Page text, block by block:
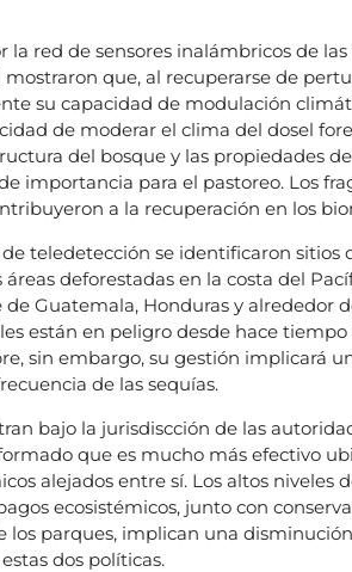
la red de sensores inalámbricos de
que, al recuperarse de
su capacidad de modulación
de moderar el clima del dosel
del bosque y las propiedades
importancia para el pastoreo. Los
a la recuperación en los
teledetección se identificaron sitios
deforestadas en la costa del
de Guatemala, Honduras y alrededor
están en peligro desde hace
sin embargo, su gestión implicará
de las sequías.
bajo la jurisdiscción de las
que es mucho más efectivo
alejados entre sí. Los altos niveles
ecosistémicos, junto con
los parques, implican una
dos políticas.